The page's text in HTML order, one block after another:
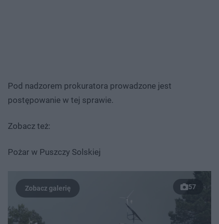
Pod nadzorem prokuratora prowadzone jest
postępowanie w tej sprawie.
Zobacz też:
Pożar w Puszczy Solskiej
57